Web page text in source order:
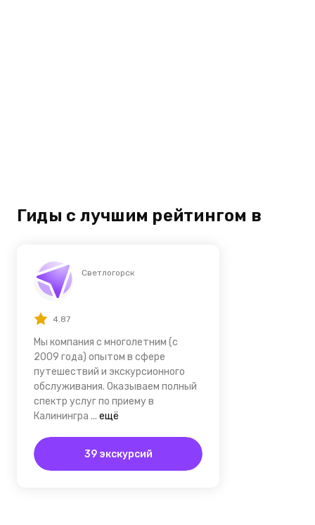
Гиды с лучшим рейтингом в
Светлогорск
4.87
Мы компания с многолетним (c
2009 года) опытом в сфере
путешествий и экскурсионного
обслуживания. Оказываем полный
спектр услуг по приему в
Калинингра ... ещё
39 экскурсий